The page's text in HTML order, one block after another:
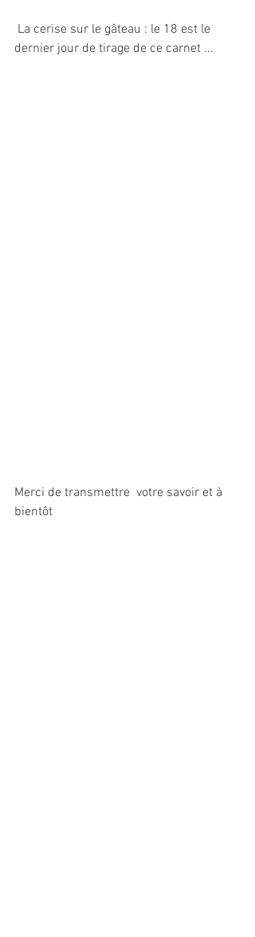
dernier jour de tirage de ce carnet ...
Merci de transmettre  votre savoir et à
bientôt